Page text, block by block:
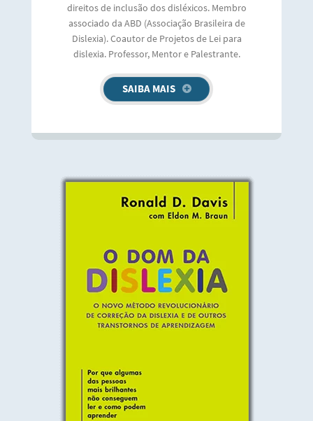
direitos de inclusão dos disléxicos. Membro
associado da ABD (Associação Brasileira de
Dislexia). Coautor de Projetos de Lei para
dislexia. Professor, Mentor e Palestrante.
SAIBA MAIS